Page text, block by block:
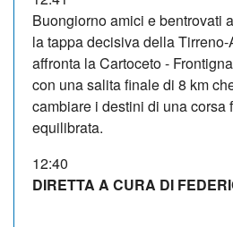
Buongiorno amici e bentrovati
la tappa decisiva della
affronta la Cartoceto -
con una salita finale di 8 km
cambiare i destini di una corsa
equilibrata.
12:40
DIRETTA A CURA DI